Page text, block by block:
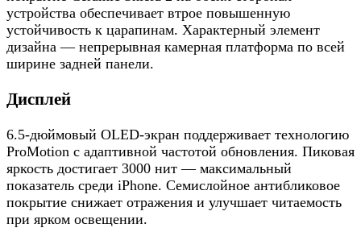
устройства обеспечивает втрое повышенную
устойчивость к царапинам. Характерный элемент
дизайна — непрерывная камерная платформа по всей
ширине задней панели.
Дисплей
6.5-дюймовый OLED-экран поддерживает технологию
ProMotion с адаптивной частотой обновления. Пиковая
яркость достигает 3000 нит — максимальный
показатель среди iPhone. Семислойное антибликовое
покрытие снижает отражения и улучшает читаемость
при ярком освещении.